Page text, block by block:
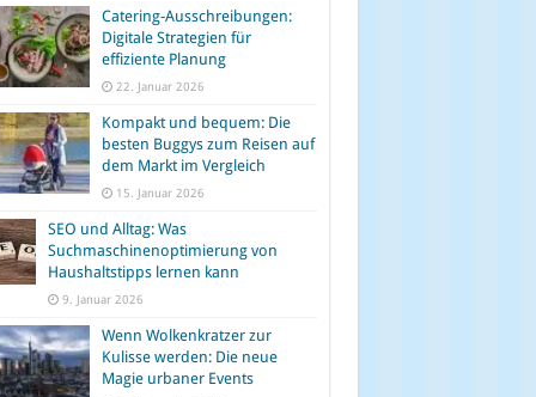
Catering-Ausschreibungen:
Digitale Strategien für
effiziente Planung
22. Januar 2026
Kompakt und bequem: Die
besten Buggys zum Reisen auf
dem Markt im Vergleich
15. Januar 2026
SEO und Alltag: Was
Suchmaschinenoptimierung von
Haushaltstipps lernen kann
9. Januar 2026
Wenn Wolkenkratzer zur
Kulisse werden: Die neue
Magie urbaner Events